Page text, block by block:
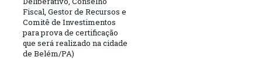
Fiscal, Gestor de Recursos e
Comitê de Investimentos
para prova de certificação
que será realizado na cidade
de Belém/PA)